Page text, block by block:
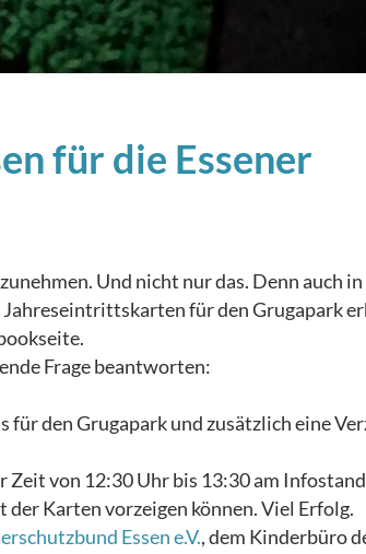
für die Essener
Und nicht nur das. Denn auch
für den Grugapark
Frage beantworten:
den Grugapark und zusätzlich eine
von 12:30 Uhr bis 13:30 am
Karten vorzeigen können. Viel Erfolg.
Essen e.V., dem Kinderbüro